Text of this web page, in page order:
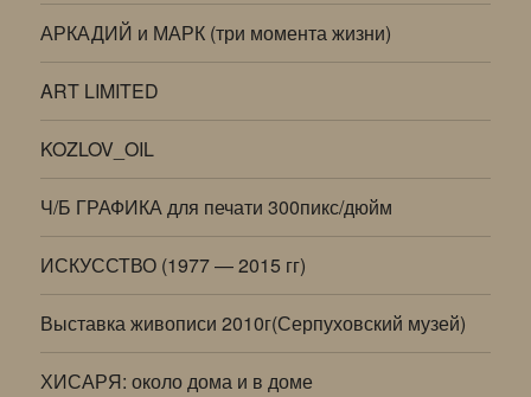
АРКАДИЙ и МАРК (три момента жизни)
ART LIMITED
KOZLOV_OIL
Ч/Б ГРАФИКА для печати 300пикс/дюйм
ИСКУССТВО (1977 — 2015 гг)
Выставка живописи 2010г(Серпуховский музей)
ХИСАРЯ: около дома и в доме